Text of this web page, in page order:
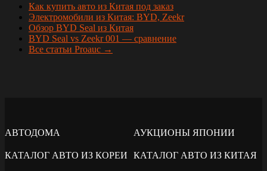
Как купить авто из Китая под заказ
Электромобили из Китая: BYD, Zeekr
Обзор BYD Seal из Китая
BYD Seal vs Zeekr 001 — сравнение
Все статьи Proauc →
АВТОДОМА АУКЦИОНЫ ЯПОНИИ
КАТАЛОГ АВТО ИЗ КОРЕИ КАТАЛОГ АВТО ИЗ КИТАЯ